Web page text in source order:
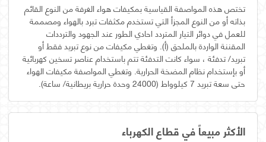
تختص هذه المواصفة القياسية بمكيفات هواء الغرفة من النوع القائم
بذاته أو من النوع المجزأ التي تستخدم مكثفات تبرد بالهواء ومصممة
للعمل في دوائر التيار المتردد احادي الطور عند الجهود والترددات
المقننة الواردة بالملحق (أ). وتغطي مكيفات من نوع تبريد فقط أو
تبريد/ تدفئة ، سواء كانت التدفئة تتم باستخدام عناصر تسخين كهربائية
أو بإستخدام نظام المضخة الحرارية. وتغطي المواصفة مكيفات الهواء
حتى سعة تبريد 7 كيلوواط (24000 وحدة حرارية بريطانية/ ساعة).
الأكثر مبيعاً في قطاع الكهرباء